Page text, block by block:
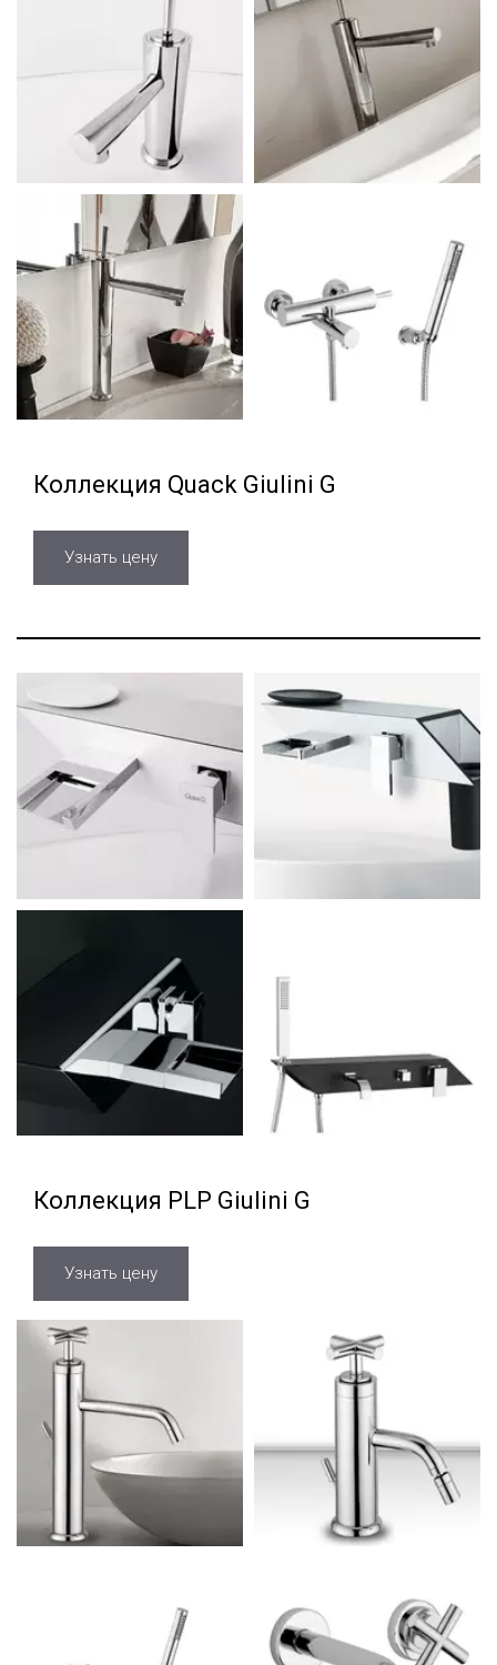
Коллекция Quack Giulini G
Узнать цену
Коллекция PLP Giulini G
Узнать цену